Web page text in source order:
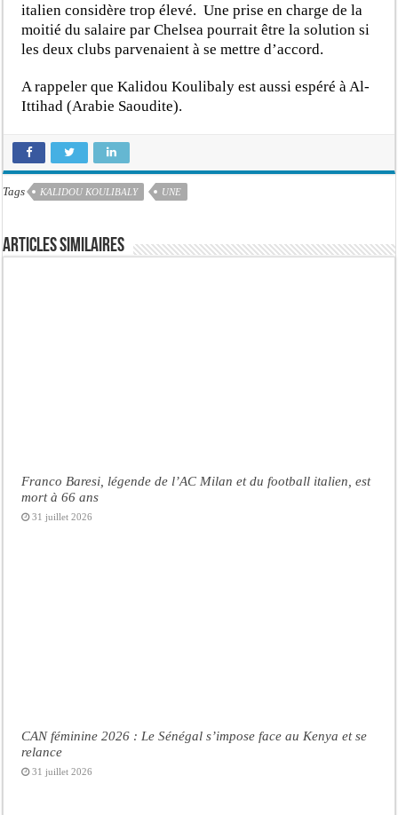
italien considère trop élevé.Une prise en charge de la
moitié du salaire par Chelsea pourrait être la solution si
les deux clubs parvenaient à se mettre d’accord.
A rappeler que Kalidou Koulibaly est aussi espéré à Al-
Ittihad (Arabie Saoudite).
Tags KALIDOU KOULIBALY UNE
Articles similaires
Franco Baresi, légende de l’AC Milan et du football italien, est
mort à 66 ans
31 juillet 2026
CAN féminine 2026 : Le Sénégal s’impose face au Kenya et se
relance
31 juillet 2026